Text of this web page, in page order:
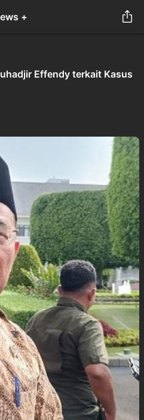
+
Effendy terkait Kasus